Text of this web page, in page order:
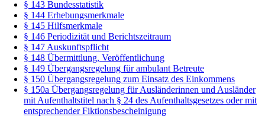
§ 143 Bundesstatistik
§ 144 Erhebungsmerkmale
§ 145 Hilfsmerkmale
§ 146 Periodizität und Berichtszeitraum
§ 147 Auskunftspflicht
§ 148 Übermittlung, Veröffentlichung
§ 149 Übergangsregelung für ambulant Betreute
§ 150 Übergangsregelung zum Einsatz des Einkommens
§ 150a Übergangsregelung für Ausländerinnen und Ausländer
mit Aufenthaltstitel nach § 24 des Aufenthaltsgesetzes oder mit
entsprechender Fiktionsbescheinigung